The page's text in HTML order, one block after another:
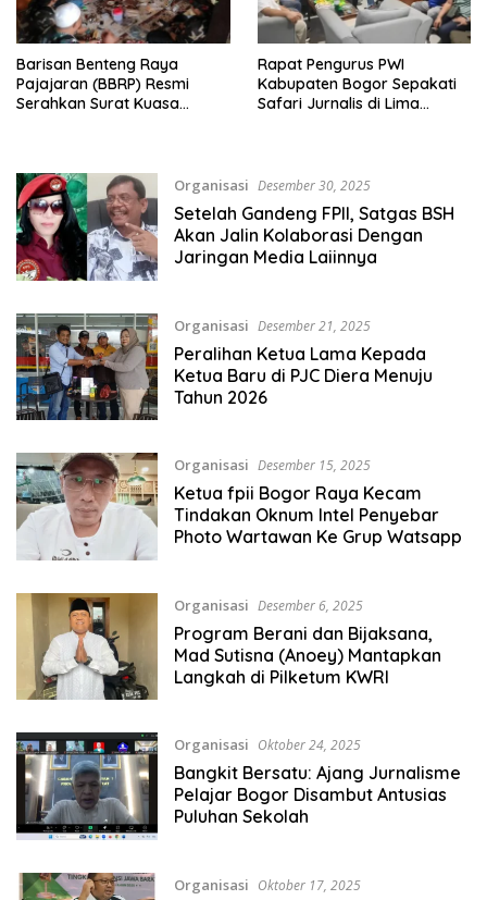
Barisan Benteng Raya
Pajajaran (BBRP) Resmi
Serahkan Surat Kuasa
Rapat Pengurus PWI
Kabupaten Bogor Sepakati
Safari Jurnalis di Lima
Organisasi Desember 30, 2025
Setelah Gandeng FPII, Satgas BSH
Akan Jalin Kolaborasi Dengan
Jaringan Media Laiinnya
Organisasi Desember 21, 2025
Peralihan Ketua Lama Kepada
Ketua Baru di PJC Diera Menuju
Tahun 2026
Organisasi Desember 15, 2025
Ketua fpii Bogor Raya Kecam
Tindakan Oknum Intel Penyebar
Photo Wartawan Ke Grup Watsapp
Organisasi Desember 6, 2025
Program Berani dan Bijaksana,
Mad Sutisna (Anoey) Mantapkan
Langkah di Pilketum KWRI
Organisasi Oktober 24, 2025
Bangkit Bersatu: Ajang Jurnalisme
Pelajar Bogor Disambut Antusias
Puluhan Sekolah
Organisasi Oktober 17, 2025